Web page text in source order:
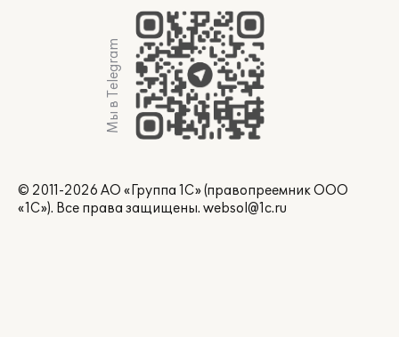
Мы в Telegram
© 2011-2026 АО «Группа 1С» (правопреемник ООО
«1С»). Все права защищены. websol@1c.ru